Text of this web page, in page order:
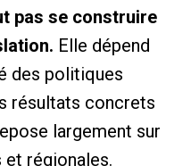
pas se construire
Elle dépend
des politiques
résultats concrets
largement sur
régionales.